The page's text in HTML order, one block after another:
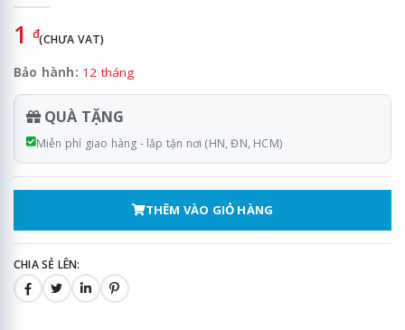
1 đ(CHƯA VAT)
Bảo hành: 12 tháng
QUÀ TẶNG
Miễn phí giao hàng - lắp tận nơi (HN, ĐN, HCM)
THÊM VÀO GIỎ HÀNG
CHIA SẺ LÊN: